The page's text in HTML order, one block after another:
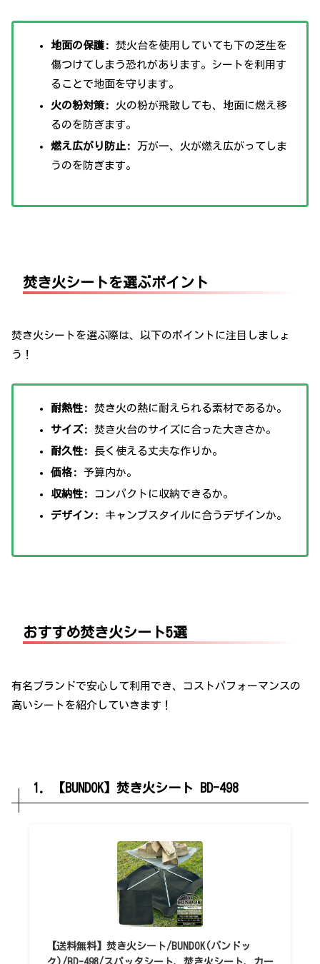
地面の保護: 焚火台を使用していても下の芝生を
傷つけてしまう恐れがあります。シートを利用す
ることで地面を守ります。
火の粉対策: 火の粉が飛散しても、地面に燃え移
るのを防ぎます。
燃え広がり防止: 万が一、火が燃え広がってしま
うのを防ぎます。
焚き火シートを選ぶポイント
焚き火シートを選ぶ際は、以下のポイントに注目しましょ
う！
耐熱性: 焚き火の熱に耐えられる素材であるか。
サイズ: 焚き火台のサイズに合った大きさか。
耐久性: 長く使える丈夫な作りか。
価格: 予算内か。
収納性: コンパクトに収納できるか。
デザイン: キャンプスタイルに合うデザインか。
おすすめ焚き火シート5選
有名ブランドで安心して利用でき、コストパフォーマンスの
高いシートを紹介していきます！
1. 【BUNDOK】焚き火シート BD-498
【送料無料】焚き火シート/BUNDOK(バンドッ
ク)/BD-498/スパッタシート、焚き火シート、カー